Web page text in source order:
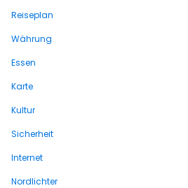
Reiseplan
Währung
Essen
Karte
Kultur
Sicherheit
Internet
Nordlichter